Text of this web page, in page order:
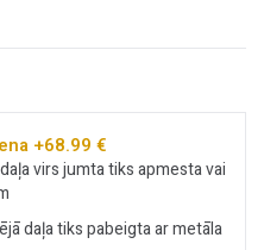
+68.99 €
virs jumta tiks apmesta vai
daļa tiks pabeigta ar metāla